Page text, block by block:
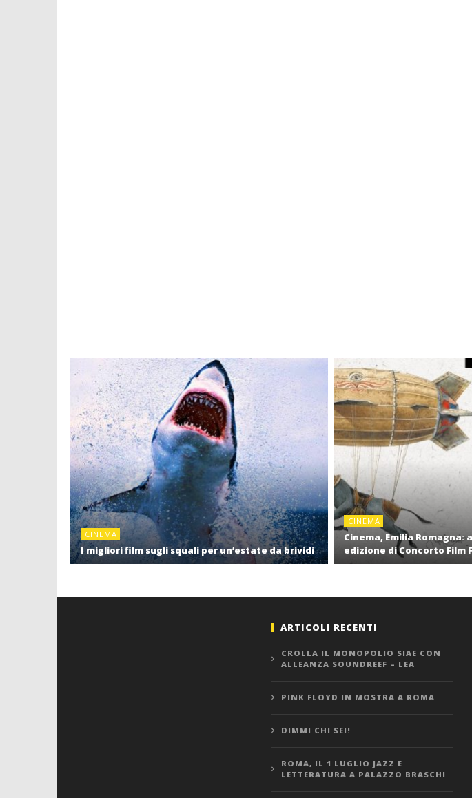
CINEMA
I migliori film sugli squali per un’estate da brividi
CINEMA
Cinema, Emilia Romagna:
edizione di Concorto Film
ARTICOLI RECENTI
CROLLA IL MONOPOLIO SIAE CON
ALLEANZA SOUNDREEF – LEA
PINK FLOYD IN MOSTRA A ROMA
DIMMI CHI SEI!
ROMA, IL 1 LUGLIO JAZZ E
LETTERATURA A PALAZZO BRASCHI